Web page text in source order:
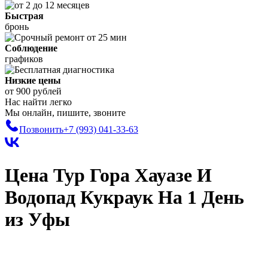
Быстрая
бронь
Соблюдение
графиков
Низкие цены
от 900 рублей
Нас найти легко
Мы онлайн, пишите, звоните
Позвонить+7 (993) 041-33-63
Цена Тур Гора Хауазе И
Водопад Кукраук На 1 День
из Уфы